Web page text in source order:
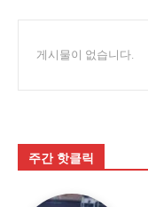
게시물이 없습니다.
주간 핫클릭